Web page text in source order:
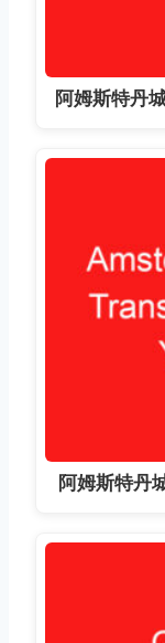
阿姆斯特丹
阿姆斯特丹